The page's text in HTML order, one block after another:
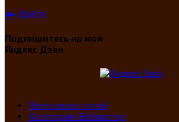
🔑 Войти
Подпишитесь на мой
Яндекс Дзен
Лента всех статей
Категория: Вебмастер